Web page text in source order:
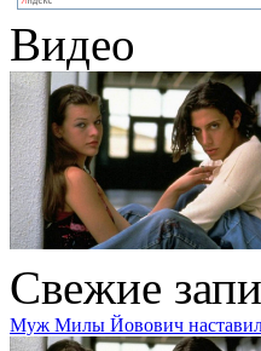
Видео
Свежие
Муж Милы Йовович наставил